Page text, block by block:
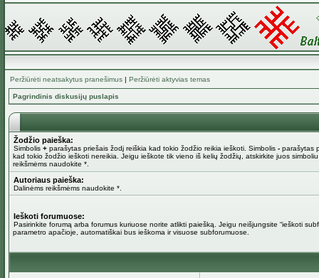
Peržiūrėti neatsakytus pranešimus | Peržiūrėti aktyvias temas
Pagrindinis diskusijų puslapis
Žodžio paieška:
Simbolis + parašytas priešais žodį reiškia kad tokio žodžio reikia ieškoti. Simbolis - parašytas
kad tokio žodžio ieškoti nereikia. Jeigu ieškote tik vieno iš kelių žodžių, atskirkite juos
reikšmėms naudokite *.
Autoriaus paieška:
Dalinėms reikšmėms naudokite *.
Ieškoti forumuose:
Pasirinkite forumą arba forumus kuriuose norite atlikti paiešką. Jeigu neišjungsite “ieškoti
parametro apačioje, automatiškai bus ieškoma ir visuose subforumuose.